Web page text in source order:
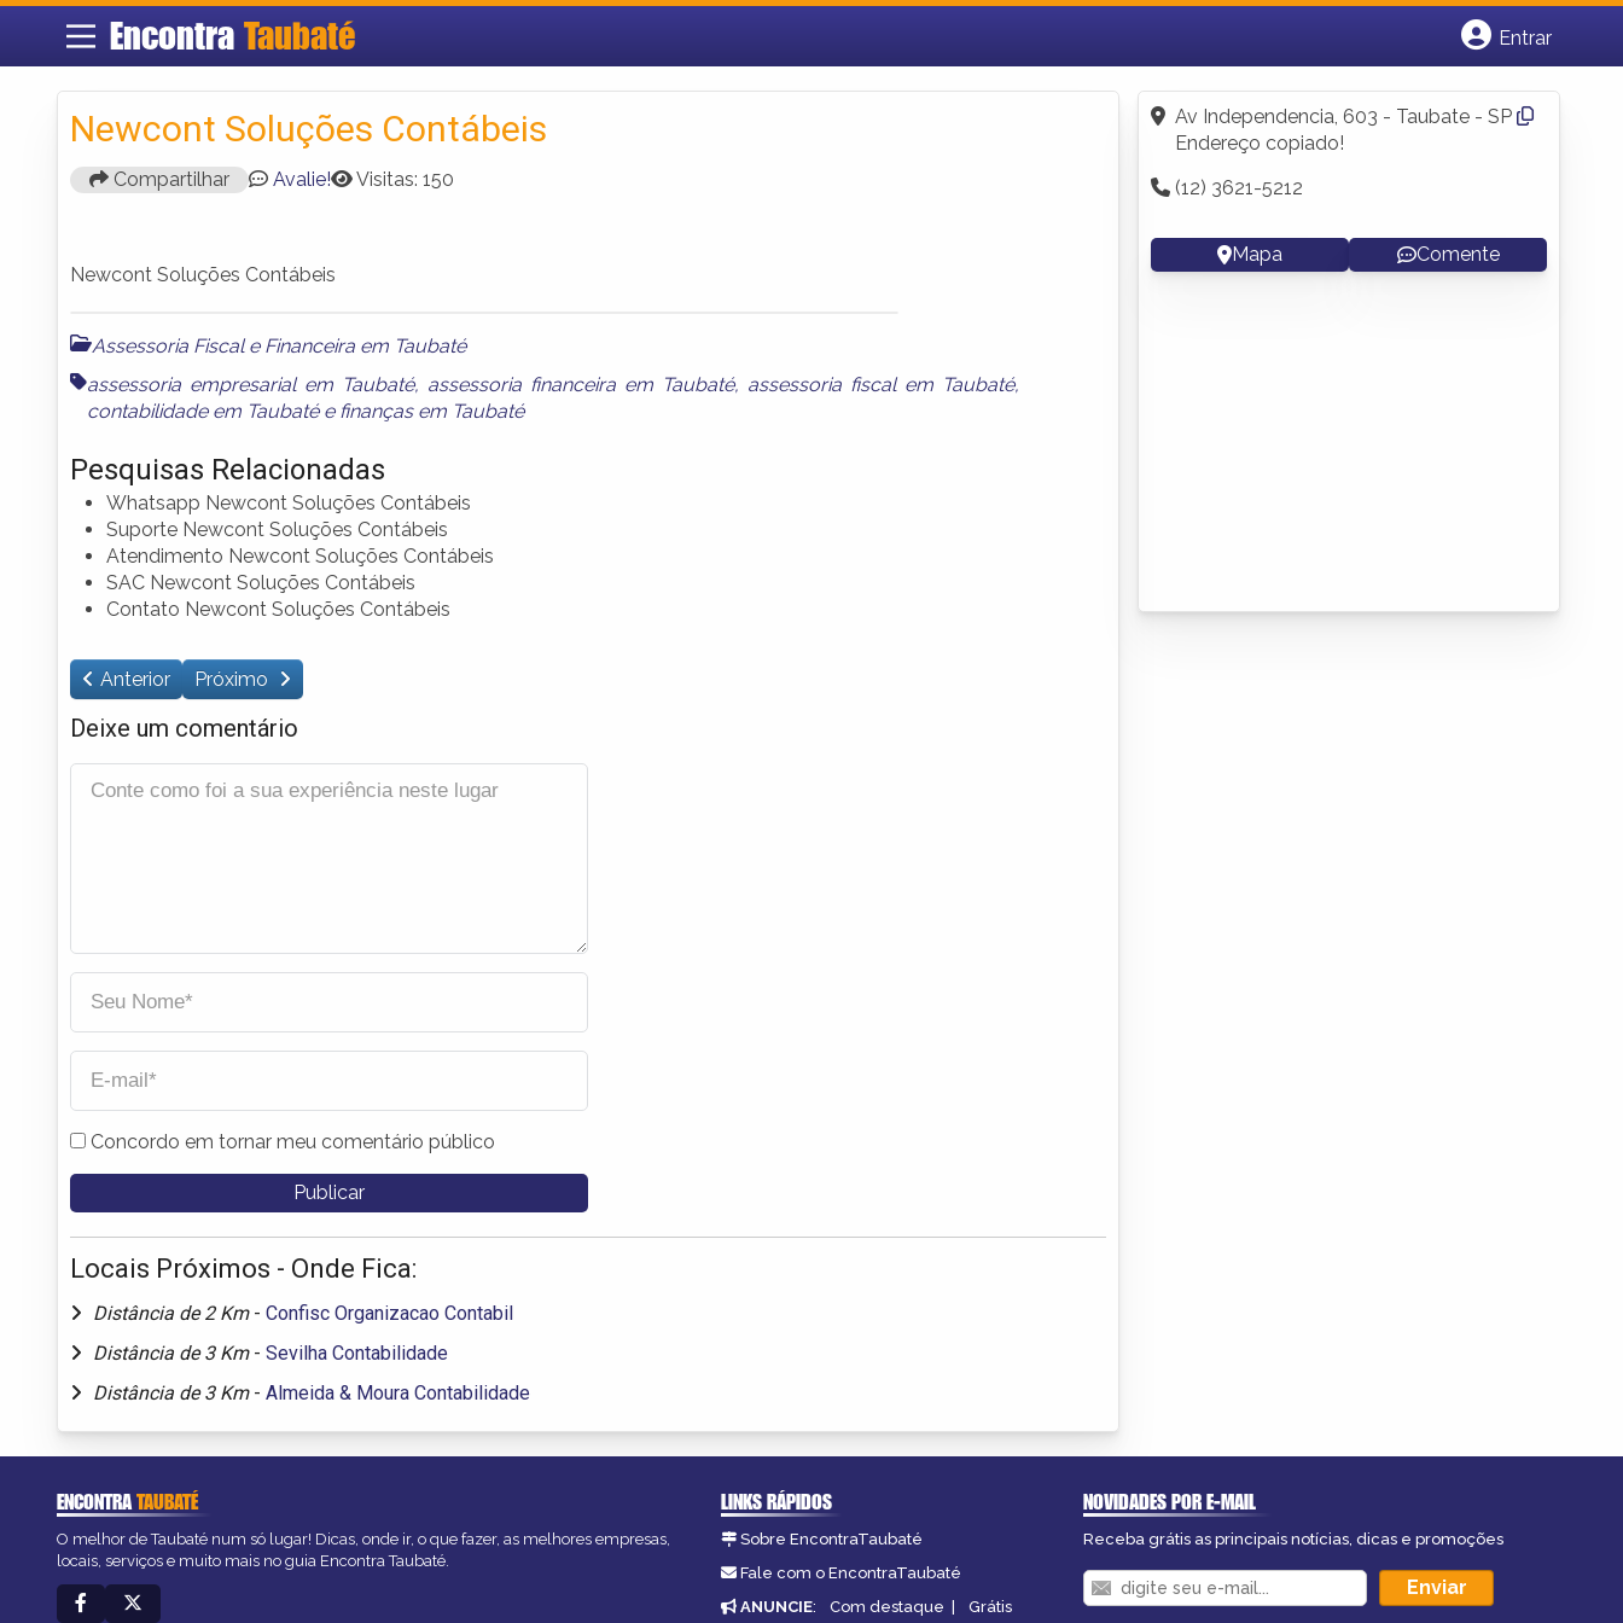
Encontra Taubaté
Entrar
Fazer login
Criar conta
Newcont Soluções Contábeis
Compartilhar Avalie! Visitas: 150
Newcont Soluções Contábeis
Assessoria Fiscal e Financeira em Taubaté
assessoria empresarial em Taubaté, assessoria financeira em Taubaté, assessoria fiscal em Taubaté,
contabilidade em Taubatée finanças em Taubaté
Pesquisas Relacionadas
Whatsapp Newcont Soluções Contábeis
Suporte Newcont Soluções Contábeis
Atendimento Newcont Soluções Contábeis
SAC Newcont Soluções Contábeis
Contato Newcont Soluções Contábeis
Anterior Próximo
Deixe um comentário
Concordo em tornar meu comentário público
Locais Próximos - Onde Fica:
Distância de 2 Km - Confisc Organizacao Contabil
Distância de 3 Km - Sevilha Contabilidade
Distância de 3 Km - Almeida & Moura Contabilidade
Av Independencia, 603 - Taubate - SP
Endereço copiado!
(12) 3621-5212
Mapa Comente
ENCONTRATAUBATÉ
O melhor de Taubaté num só lugar! Dicas, onde ir, o que fazer, as melhores empresas,
locais, serviços e muito mais no guia Encontra Taubaté.
LINKS RÁPIDOS
Sobre EncontraTaubaté
Fale com o EncontraTaubaté
ANUNCIE: Com destaque | Grátis
NOVIDADES POR E-MAIL
Receba grátis as principais notícias, dicas e promoções